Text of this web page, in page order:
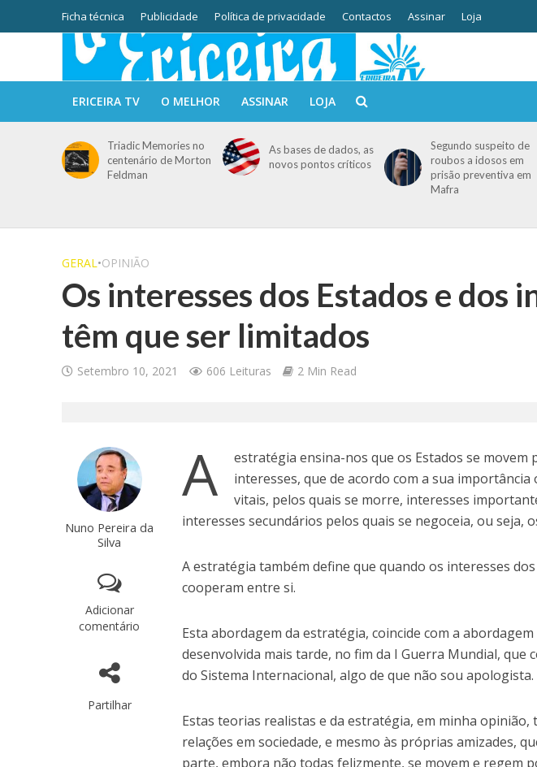
Ficha técnica Publicidade Política de privacidade Contactos Assinar Loja
ERICEIRA TV O MELHOR ASSINAR LOJA
Triadic Memories no
centenário de Morton
Feldman
As bases de dados, as
novos pontos críticos
Segundo suspeito de
roubos a idosos em
prisão preventiva em
Mafra
GERAL•OPINIÃO
Os interesses dos Estados e dos
têm que ser limitados
Setembro 10, 2021 606 Leituras 2 Min Read
Nuno Pereira da
Silva
Adicionar
comentário
Partilhar
A
estratégia ensina-nos que os Estados se movem
interesses, que de acordo com a sua
vitais, pelos quais se morre, interesses
interesses secundários pelos quais se negoceia, ou seja,
A estratégia também define que quando os interesses
cooperam entre si.
Esta abordagem da estratégia, coincide com a
desenvolvida mais tarde, no fim da I Guerra Mundial, que
do Sistema Internacional, algo de que não sou apologista.
Estas teorias realistas e da estratégia, em minha opinião,
relações em sociedade, e mesmo às próprias amizades,
parte, embora não todas felizmente, se movem e regem